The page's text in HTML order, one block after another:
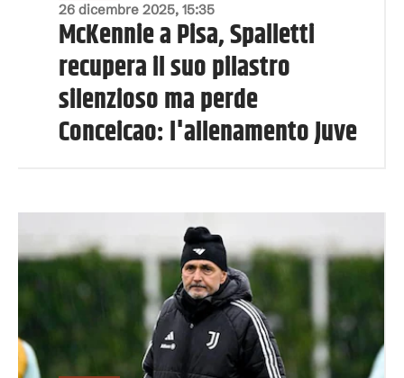
26 dicembre 2025, 15:35
McKennie a Pisa, Spalletti
recupera il suo pilastro
silenzioso ma perde
Conceicao: l'allenamento Juve